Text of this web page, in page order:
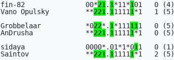
fin-82               00*21 . 1*11*101   0 (4)
Vano Opulsky         **221 . 111111*1   1 (5)
Grobbelaar           *022*. 1*111111   0 (5)
AnDrusha             **221 . 111111*1   0 (5)
sidaya               0000*.01*1*011   0 (1)
Saintov              **221 . 111111*1   2 (5)